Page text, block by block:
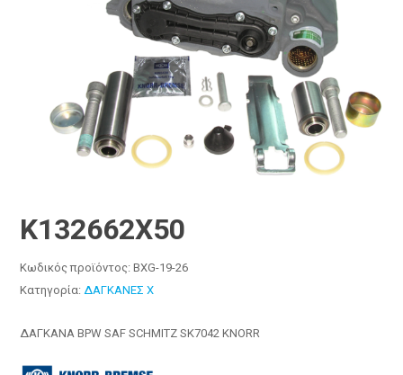
K132662X50
Κωδικός προϊόντος:BXG-19-26
Κατηγορία: ΔΑΓΚΑΝΕΣ X
ΔΑΓΚΑΝΑ BPW SAF SCHMITZ SK7042 KNORR